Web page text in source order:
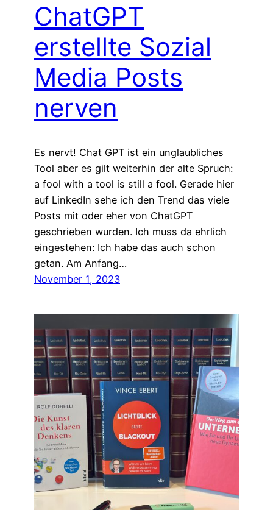
ChatGPT
erstellte Sozial
Media Posts
nerven
Es nervt! Chat GPT ist ein unglaubliches
Tool aber es gilt weiterhin der alte Spruch:
a fool with a tool is still a fool. Gerade hier
auf LinkedIn sehe ich den Trend das viele
Posts mit oder eher von ChatGPT
geschrieben wurden. Ich muss da ehrlich
eingestehen: Ich habe das auch schon
getan. Am Anfang…
November 1, 2023